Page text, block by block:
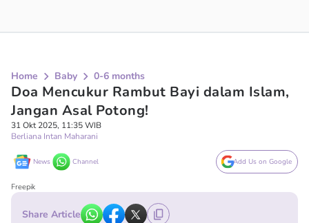
Home Baby 0-6 months
Doa Mencukur Rambut Bayi dalam Islam,
Jangan Asal Potong!
31 Okt 2025, 11:35 WIB
Berliana Intan Maharani
News Channel Add Us on Google
Freepik
Share Article